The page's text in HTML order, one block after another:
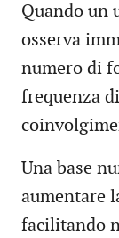
Quando un
osserva
numero di
frequenza
Una base
aumentare
facilitando